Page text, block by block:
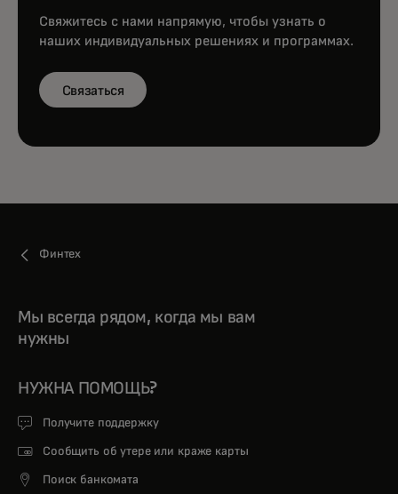
Свяжитесь с нами напрямую, чтобы узнать о
наших индивидуальных решениях и программах.
Связаться
Финтех
Мы всегда рядом, когда мы вам
нужны
НУЖНА ПОМОЩЬ?
Получите поддержку
Сообщить об утере или краже карты
Поиск банкомата